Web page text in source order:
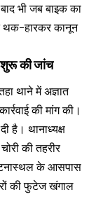
भी जब बाइक का
थक-हारकर कानून
शुरू की जांच
थाने में अज्ञात
की मांग की।
है। थानाध्यक्ष
की तहरीर
के आसपास
की फुटेज खंगाल